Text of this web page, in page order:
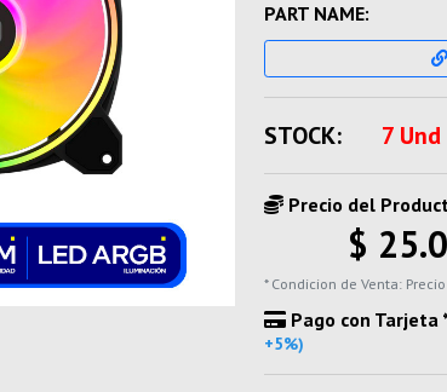
PART NAME:
STOCK: 7 Und
Precio del
$
* Condicion de Venta:
Pago con Tarjeta
+5%)